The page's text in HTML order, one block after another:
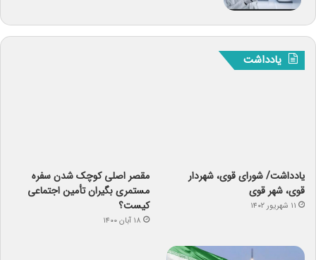
یادداشت
یادداشت/ شورای قوی، شهردار
قوی، شهر قوی
۱۱ شهریور ۱۴۰۲
مقصر اصلی کوچک شدن سفره
مستمری بگیران تأمین اجتماعی
کیست؟
۱۸ آبان ۱۴۰۰